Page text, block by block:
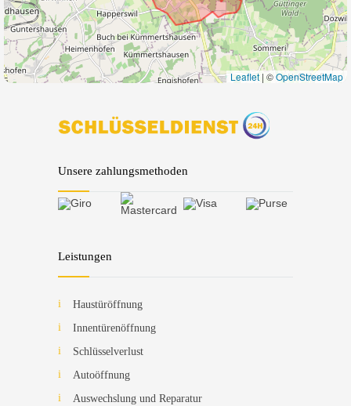
Leaflet | ©OpenStreetMap
Unsere zahlungsmethoden
Leistungen
Haustüröffnung
Innentürenöffnung
Schlüsselverlust
Autoöffnung
Auswechslung und Reparatur